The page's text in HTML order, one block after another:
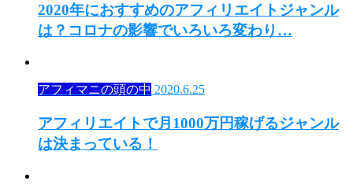
2020年におすすめのアフィリエイトジャンル
は？コロナの影響でいろいろ変わり…
アフィマニの頭の中 2020.6.25
アフィリエイトで月1000万円稼げるジャンル
は決まっている！